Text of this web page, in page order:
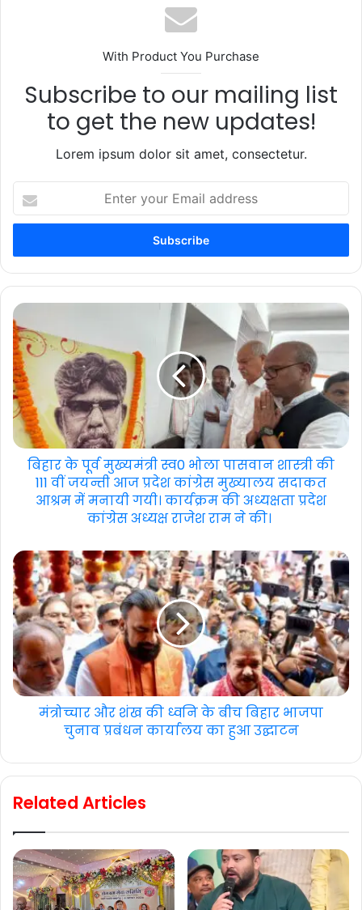
With Product You Purchase
Subscribe to our mailing list
to get the new updates!
Lorem ipsum dolor sit amet, consectetur.
your
Email
बिहार के पूर्व मुख्यमंत्री स्व0 भोला पासवान शास्त्री की
111 वीं जयन्ती आज प्रदेश कांग्रेस मुख्यालय सदाकत
आश्रम में मनायी गयी। कार्यक्रम की अध्यक्षता प्रदेश
कांग्रेस अध्यक्ष राजेश राम ने की।
मंत्रोच्चार और शंख की ध्वनि के बीच बिहार भाजपा
चुनाव प्रबंधन कार्यालय का हुआ उद्घाटन
Related Articles